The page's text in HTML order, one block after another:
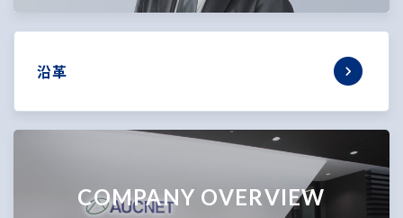
沿革
COMPANY OVERVIEW